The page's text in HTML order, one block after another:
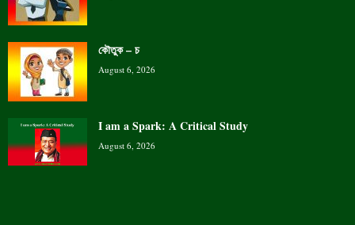
কৌতুক – চ
August 6, 2026
I am a Spark: A Critical Study
August 6, 2026